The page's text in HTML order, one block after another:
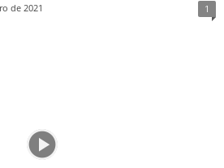
de 2021 1